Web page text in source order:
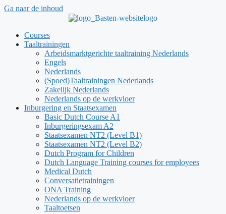
Ga naar de inhoud
Courses
Taaltrainingen
Arbeidsmarktgerichte taaltraining Nederlands
Engels
Nederlands
(Spoed)Taaltrainingen Nederlands
Zakelijk Nederlands
Nederlands op de werkvloer
Inburgering en Staatsexamen
Basic Dutch Course A1
Inburgeringsexam A2
Staatsexamen NT2 (Level B1)
Staatsexamen NT2 (Level B2)
Dutch Program for Children
Dutch Language Training courses for employees
Medical Dutch
Conversatietrainingen
ONA Training
Nederlands op de werkvloer
Taaltoetsen